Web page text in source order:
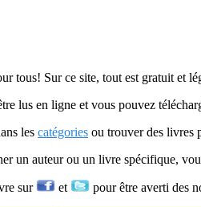
tous! Sur ce site, tout est gratuit et
lus en ligne et vous pouvez
les catégories ou trouver des livres
un auteur ou un livre spécifique,
sur et pour être averti des